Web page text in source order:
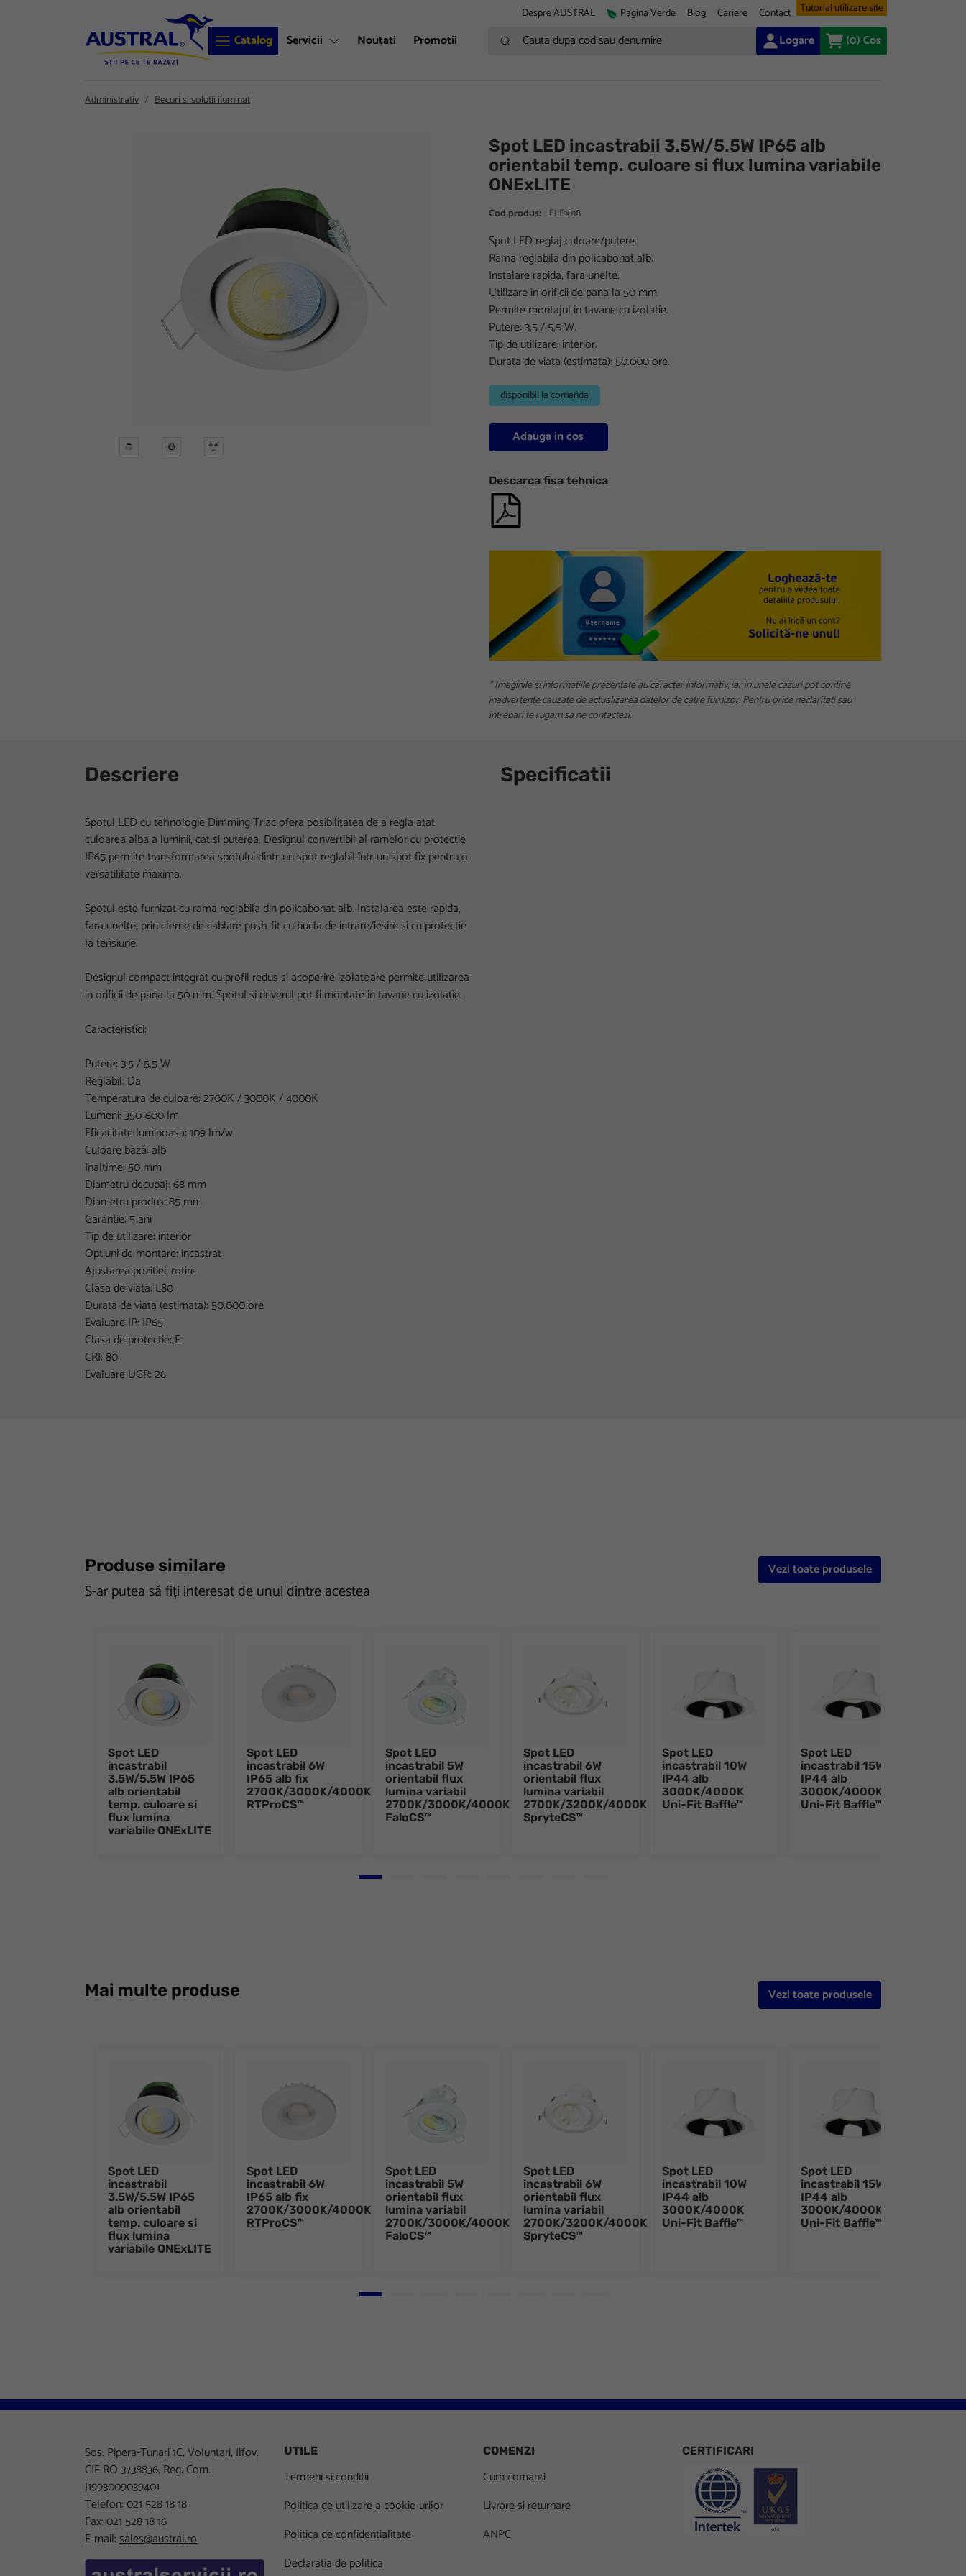
Despre AUSTRAL Pagina Verde Blog Cariere Contact Tutorial utilizare site
Catalog Servicii Noutati Promotii Cauta dupa cod sau denumire Logare (0)Cos
Administrativ Becuri si solutii iluminat
Spot LED incastrabil 3.5W/5.5W IP65 alb
orientabil temp. culoare si flux lumina variabile
ONExLITE
Cod produs: ELE1018
Spot LED reglaj culoare/putere.
Rama reglabila din policabonat alb.
Instalare rapida, fara unelte.
Utilizare in orificii de pana la 50 mm.
Permite montajul in tavane cu izolatie.
Putere: 3,5 / 5,5 W.
Tip de utilizare: interior.
Durata de viata (estimata): 50.000 ore.
disponibil la comanda
Adauga in cos
Descarca fisa tehnica
* Imaginile si informatiile prezentate au caracter informativ, iar in unele cazuri pot contine
inadvertente cauzate de actualizarea datelor de catre furnizor. Pentru orice neclaritati sau
intrebari te rugam sa ne contactezi.
Descriere
Spotul LED cu tehnologie Dimming Triac ofera posibilitatea de a regla atat
culoarea alba a luminii, cat si puterea. Designul convertibil al ramelor cu protectie
IP65 permite transformarea spotului dintr-un spot reglabil într-un spot fix pentru o
versatilitate maxima.
Spotul este furnizat cu rama reglabila din policabonat alb. Instalarea este rapida,
fara unelte, prin cleme de cablare push-fit cu bucla de intrare/iesire si cu protectie
la tensiune.
Designul compact integrat cu profil redus si acoperire izolatoare permite utilizarea
in orificii de pana la 50 mm. Spotul si driverul pot fi montate in tavane cu izolatie.
Caracteristici:
Putere: 3,5 / 5,5 W
Reglabil: Da
Temperatura de culoare: 2700K / 3000K / 4000K
Lumeni: 350-600 lm
Eficacitate luminoasa: 109 lm/w
Culoare bază: alb
Inaltime: 50 mm
Diametru decupaj: 68 mm
Diametru produs: 85 mm
Garantie: 5 ani
Tip de utilizare: interior
Optiuni de montare: incastrat
Ajustarea pozitiei: rotire
Clasa de viata: L80
Durata de viata (estimata): 50.000 ore
Evaluare IP: IP65
Clasa de protectie: E
CRI: 80
Evaluare UGR: 26
Specificatii
Produse similare
S-ar putea să fiți interesat de unul dintre acestea
Vezi toate produsele
Spot LED
incastrabil
3.5W/5.5W IP65
alb orientabil
temp. culoare si
flux lumina
variabile ONExLITE
Spot LED
incastrabil 6W
IP65 alb fix
2700K/3000K/4000K
RTProCS™
Spot LED
incastrabil 5W
orientabil flux
lumina variabil
2700K/3000K/4000K
FaloCS™
Spot LED
incastrabil 6W
orientabil flux
lumina variabil
2700K/3200K/4000K
SpryteCS™
Spot LED
incastrabil 10W
IP44 alb
3000K/4000K
Uni-Fit Baffle™
Spot LED
incastrabil 15W
IP44 alb
3000K/4000K
Uni-Fit Baffle™
Go to slide 1
Mai multe produse Vezi toate produsele
Spot LED
incastrabil
3.5W/5.5W IP65
alb orientabil
temp. culoare si
flux lumina
variabile ONExLITE
Spot LED
incastrabil 6W
IP65 alb fix
2700K/3000K/4000K
RTProCS™
Spot LED
incastrabil 5W
orientabil flux
lumina variabil
2700K/3000K/4000K
FaloCS™
Spot LED
incastrabil 6W
orientabil flux
lumina variabil
2700K/3200K/4000K
SpryteCS™
Spot LED
incastrabil 10W
IP44 alb
3000K/4000K
Uni-Fit Baffle™
Spot LED
incastrabil 15W
IP44 alb
3000K/4000K
Uni-Fit Baffle™
Go to slide 1
Sos. Pipera-Tunari 1C, Voluntari, Ilfov.
CIF RO 3738836, Reg. Com.
J1993009039401
Telefon: 021 528 18 18
Fax: 021 528 18 16
E-mail:sales@austral.ro
UTILE
Termeni si conditii
Politica de utilizare a cookie-urilor
Politica de confidentialitate
Declaratia de politica
COMENZI
Cum comand
Livrare si returnare
ANPC
CERTIFICARI